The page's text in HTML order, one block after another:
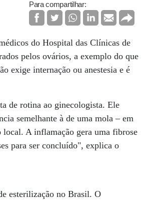
Para compartilhar:
do Hospital das Clínicas de
pelos ovários, a exemplo do que
exige internação ou anestesia e é
de rotina ao ginecologista. Ele
semelhante à de uma mola – em
local. A inflamação gera uma fibrose
para ser concluído", explica o
esterilização no Brasil. O